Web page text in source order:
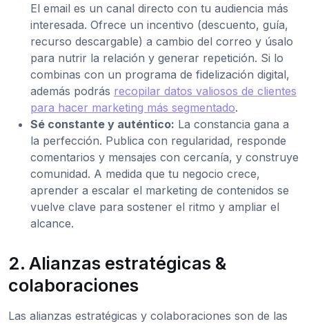
El email es un canal directo con tu audiencia más
interesada. Ofrece un incentivo (descuento, guía,
recurso descargable) a cambio del correo y úsalo
para nutrir la relación y generar repetición. Si lo
combinas con un programa de fidelización digital,
además podrás recopilar datos valiosos de clientes
para hacer marketing más segmentado.
Sé constante y auténtico: La constancia gana a
la perfección. Publica con regularidad, responde
comentarios y mensajes con cercanía, y construye
comunidad. A medida que tu negocio crece,
aprender a escalar el marketing de contenidos se
vuelve clave para sostener el ritmo y ampliar el
alcance.
2. Alianzas estratégicas &
colaboraciones
Las alianzas estratégicas y colaboraciones son de las